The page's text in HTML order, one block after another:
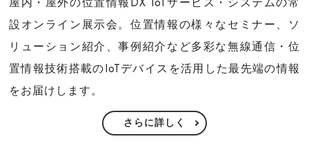
設オンライン展示会。位置情報の様々なセミナー、ソ
リューション紹介、事例紹介など多彩な無線通信・位
置情報技術搭載のIoTデバイスを活用した最先端の情報
をお届けします。
さらに詳しく